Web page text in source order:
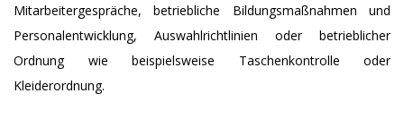
Mitarbeitergespräche, betriebliche Bildungsmaßnahmen und
Personalentwicklung, Auswahlrichtlinien oder betrieblicher
Ordnung wie beispielsweise Taschenkontrolle oder
Kleiderordnung.